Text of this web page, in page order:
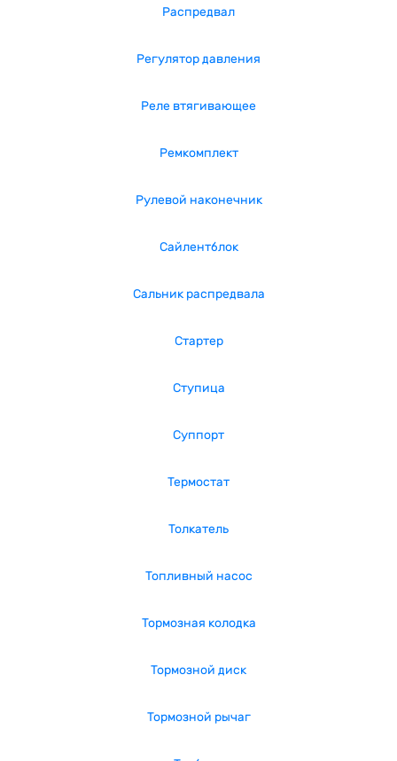
Распредвал
Регулятор давления
Реле втягивающее
Ремкомплект
Рулевой наконечник
Сайлентблок
Сальник распредвала
Стартер
Ступица
Суппорт
Термостат
Толкатель
Топливный насос
Тормозная колодка
Тормозной диск
Тормозной рычаг